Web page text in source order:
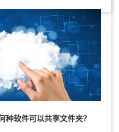
种软件可以共享文件夹？